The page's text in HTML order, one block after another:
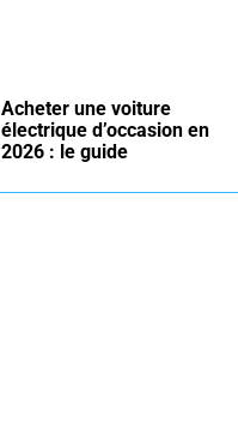
Acheter une voiture
électrique d’occasion en
2026 : le guide